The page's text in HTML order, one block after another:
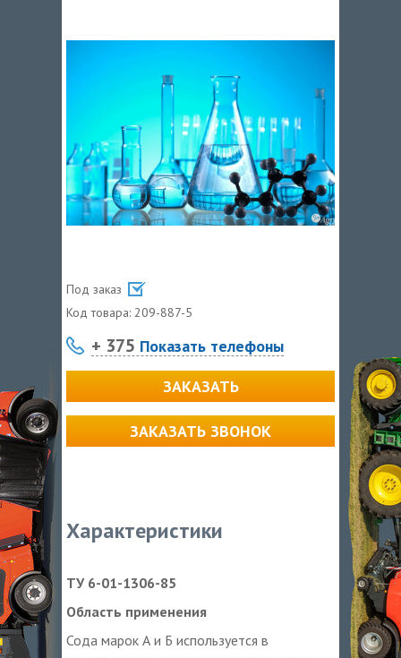
Под заказ
Код товара: 209-887-5
+ 375 Показать телефоны
ЗАКАЗАТЬ
ЗАКАЗАТЬ ЗВОНОК
Характеристики
ТУ 6-01-1306-85
Область применения
Сода марок А и Б используется в